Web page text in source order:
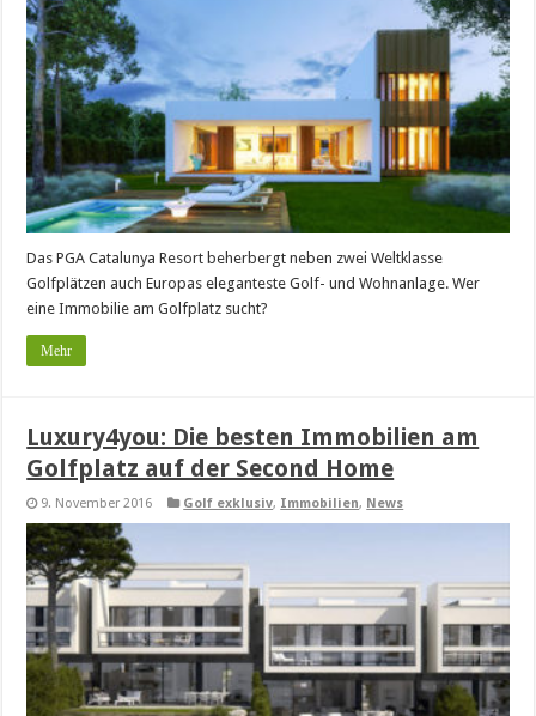
Das PGA Catalunya Resort beherbergt neben zwei Weltklasse
Golfplätzen auch Europas eleganteste Golf- und Wohnanlage. Wer
eine Immobilie am Golfplatz sucht?
Mehr
Luxury4you: Die besten Immobilien am
Golfplatz auf der Second Home
9. November 2016 Golf exklusiv, Immobilien, News